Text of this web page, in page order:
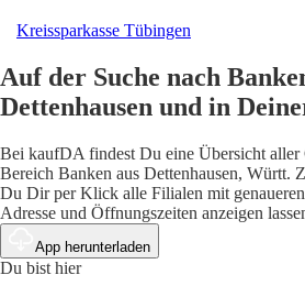
Kreissparkasse Tübingen
Auf der Suche nach
Dettenhausen und in
Bei kaufDA findest Du eine Übersicht aller
Bereich Banken aus Dettenhausen, Württ.
Du Dir per Klick alle Filialen mit
Adresse und Öffnungszeiten anzeigen
App herunterladen
Du bist hier